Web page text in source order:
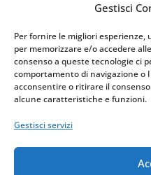
Gestisci
Per fornire le migliori esperienze,
per memorizzare e/o accedere
consenso a queste tecnologie ci
comportamento di navigazione o
acconsentire o ritirare il
alcune caratteristiche e funzioni.
Gestisci serviziRitenuta d’acconto
professionista non
Lug 31, 2026|
Quando il